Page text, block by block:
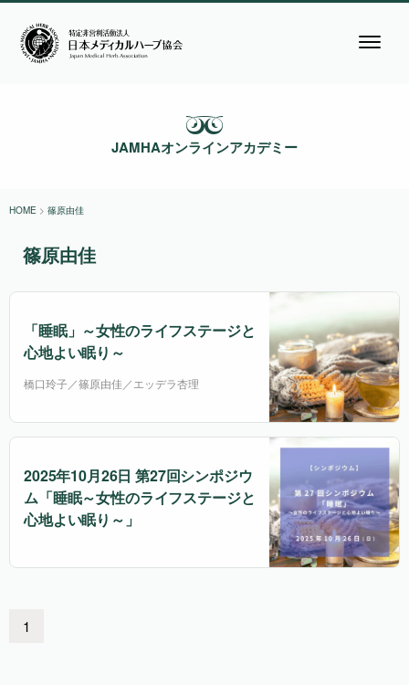
JAMHAオンラインアカデミー
HOME > 篠原由佳
篠原由佳
「睡眠」～女性のライフステージと
心地よい眠り～
橋口玲子／篠原由佳／エッデラ杏理
2025年10月26日 第27回シンポジウ
ム「睡眠～女性のライフステージと
心地よい眠り～」
1